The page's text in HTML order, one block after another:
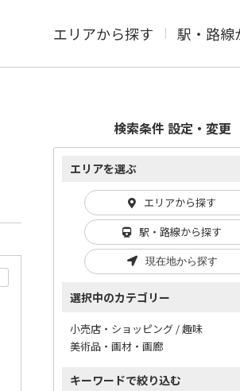
エリアから探す 駅・路線
検索条件 設定・変更
エリアを選ぶ
エリアから探す
駅・路線から探す
現在地から探す
選択中のカテゴリー
小売店・ショッピング / 趣味
美術品・画材・画廊
キーワードで絞り込む